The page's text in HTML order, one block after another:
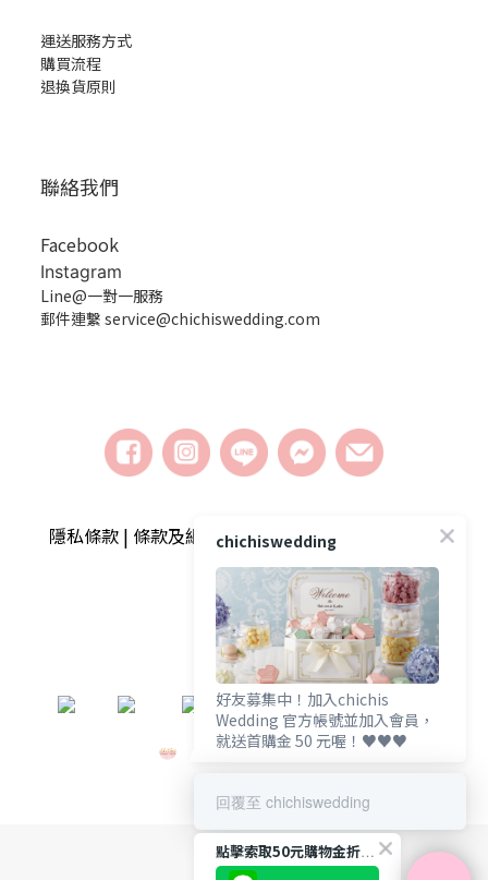
運送服務方式
購買流程
退換貨原則
聯絡我們
Facebook
Instagram
Line@一對一服務
郵件連繫 service@chichiswedding.com
隱私條款 | 條款及細則 | 2018 © chichiswedding婚
禮小物
chichiswedding
好友募集中！加入chichis
Wedding 官方帳號並加入會員，
就送首購金 50 元喔！♥️♥️♥️
回覆至 chichiswedding
點擊索取50元購物金折扣碼